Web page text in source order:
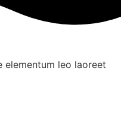
elementum leo laoreet